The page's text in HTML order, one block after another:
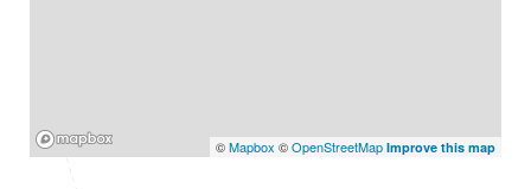
©Mapbox ©OpenStreetMap Improve this map